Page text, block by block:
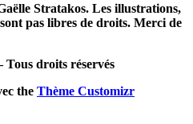
Stratakos. Les illustrations,
pas libres de droits. Merci de
Tous droits réservés
the Thème Customizr